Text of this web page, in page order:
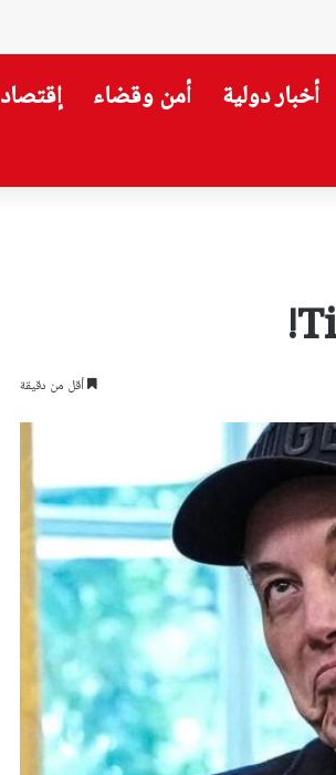
أخبار دولية أمن وقضاء إقتصاد
أقل من دقيقة